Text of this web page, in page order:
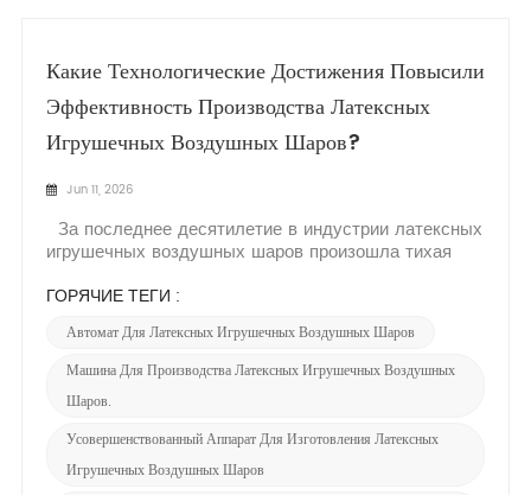
Какие Технологические Достижения Повысили
Эффективность Производства Латексных
Игрушечных Воздушных Шаров?
Jun 11, 2026
За последнее десятилетие в индустрии латексных
игрушечных воздушных шаров произошла тихая
степени ручным процессом, основанным на пробах
и ошибках, теперь движется благодаря
высокоточной инженерии и интеллектуальной
автоматизации. Несколько...
ГОРЯЧИЕ ТЕГИ :
Автомат Для Латексных Игрушечных Воздушных Шаров
Машина Для Производства Латексных Игрушечных Воздушных
Шаров.
Усовершенствованный Аппарат Для Изготовления Латексных
Игрушечных Воздушных Шаров